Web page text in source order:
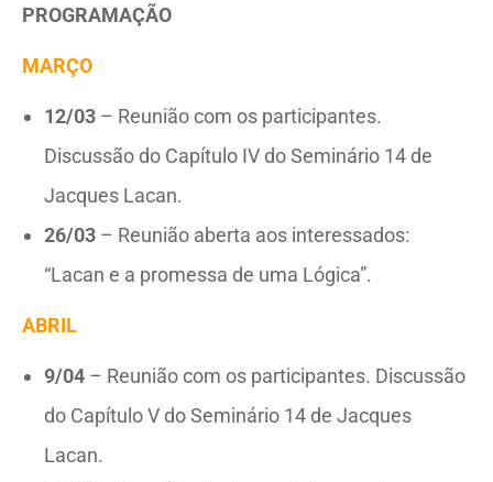
PROGRAMAÇÃO
MARÇO
12/03 – Reunião com os participantes.
Discussão do Capítulo IV do Seminário 14 de
Jacques Lacan.
26/03 – Reunião aberta aos interessados:
“Lacan e a promessa de uma Lógica”.
ABRIL
9/04 – Reunião com os participantes. Discussão
do Capítulo V do Seminário 14 de Jacques
Lacan.